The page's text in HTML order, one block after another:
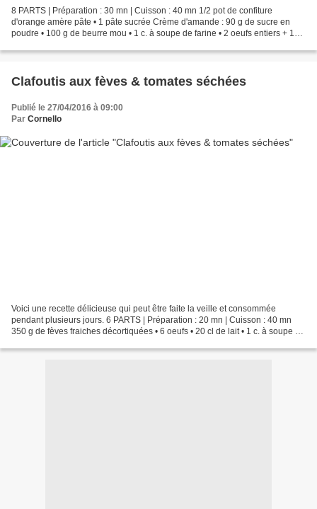
8 PARTS | Préparation : 30 mn | Cuisson : 40 mn 1/2 pot de confiture
d'orange amère pâte • 1 pâte sucrée Crème d'amande : 90 g de sucre en
poudre • 100 g de beurre mou • 1 c. à soupe de farine • 2 oeufs entiers + 1
Clafoutis aux fèves & tomates séchées
Publié le 27/04/2016 à 09:00
Par Cornello
Voici une recette délicieuse qui peut être faite la veille et consommée
pendant plusieurs jours. 6 PARTS | Préparation : 20 mn | Cuisson : 40 mn
350 g de fèves fraiches décortiquées • 6 oeufs • 20 cl de lait • 1 c. à soupe de